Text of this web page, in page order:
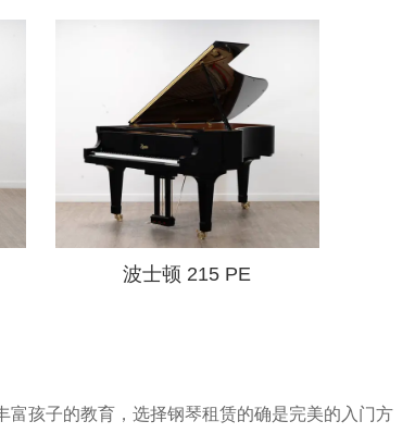
波士顿 215 PE
孩子的教育，选择钢琴租赁的确是完美的入门方